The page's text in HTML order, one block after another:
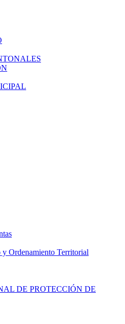
y Ordenamiento Territorial
DE PROTECCIÓN DE